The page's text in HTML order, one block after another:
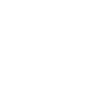
hacer clic en "Aceptar